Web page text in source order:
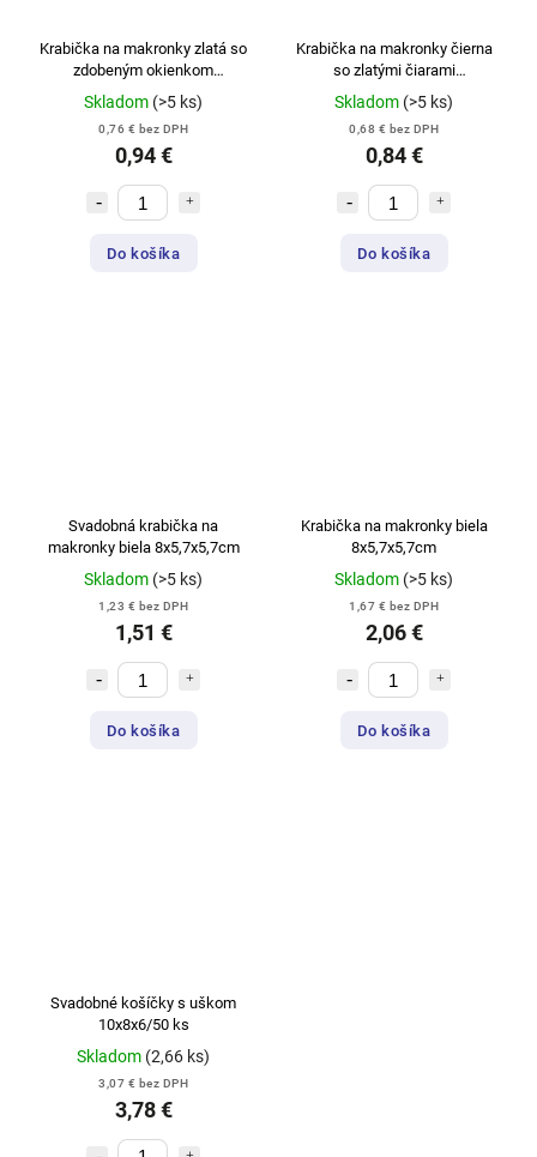
Krabička na makronky zlatá so
zdobeným okienkom
13x6x4cm/na 4kusy
Skladom (>5 ks)
0,76 € bez DPH
0,94 €
Do košíka
Krabička na makronky čierna
so zlatými čiarami
15,5x12,5x5,2cm na 10kusov
Skladom (>5 ks)
0,68 € bez DPH
0,84 €
Do košíka
Svadobná krabička na
makronky biela 8x5,7x5,7cm
Skladom (>5 ks)
1,23 € bez DPH
1,51 €
Do košíka
Krabička na makronky biela
8x5,7x5,7cm
Skladom (>5 ks)
1,67 € bez DPH
2,06 €
Do košíka
Svadobné košíčky s uškom
10x8x6/50 ks
Skladom (2,66 ks)
3,07 € bez DPH
3,78 €